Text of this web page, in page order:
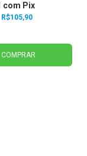
R$105,90
com Pix
COMPRAR